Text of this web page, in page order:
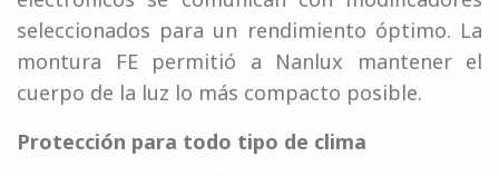
seleccionados para un rendimiento óptimo. La
montura FE permitió a Nanlux mantener el
cuerpo de la luz lo más compacto posible.
Protección para todo tipo de clima